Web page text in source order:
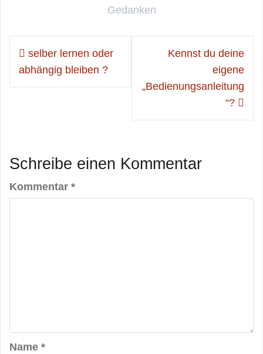
Gedanken
Beitragsnavigation
selber lernen oder
abhängig bleiben ?
Kennst du deine
eigene
„Bedienungsanleitung
“?
Schreibe einen Kommentar
Kommentar *
Name *